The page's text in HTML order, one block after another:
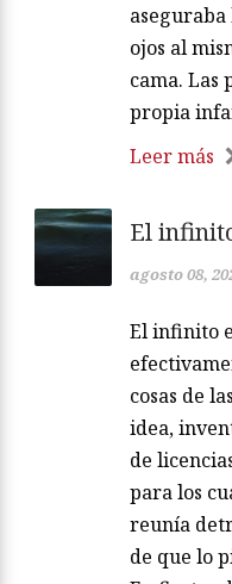
ojos al
cama. Las
propia
Leer más
El
agosto 08,
El infinito
cosas de
idea,
de
para los
reunía
de que lo